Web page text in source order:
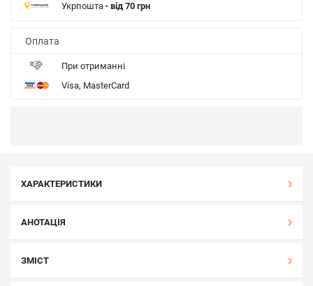
Укрпошта- від 70 грн
Оплата
При отриманні
Visa, MasterCard
ХАРАКТЕРИСТИКИ
АНОТАЦІЯ
ЗМІСТ